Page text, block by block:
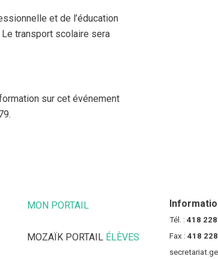
et de l’éducation
Le transport scolaire sera
sur cet événement
MON PORTAIL(CE LIEN OUVRE DANS UNE
MOZAÏK PORTAIL ÉLÈVES (CE LIEN OUVRE
Tél. :418
Fax :418